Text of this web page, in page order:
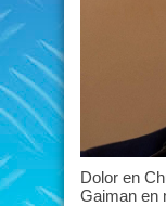
Dolor en
Gaiman en